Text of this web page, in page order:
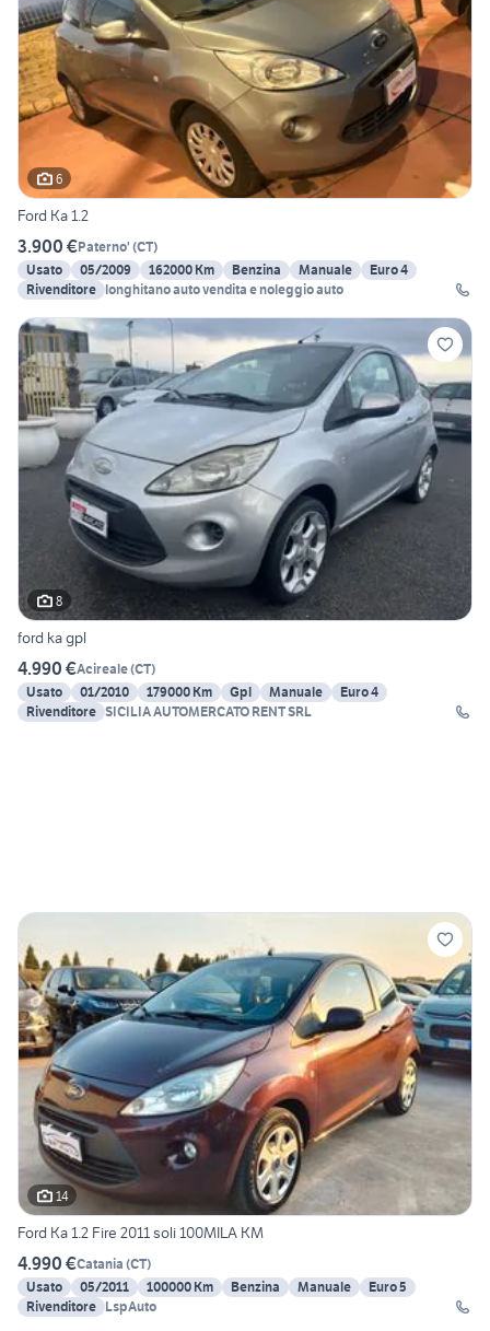
6
Ford Ka 1.2
3.900 €Paterno' (CT)
Usato
05/2009 162000 Km Benzina Manuale
Euro 4
Rivenditore longhitano auto vendita e noleggio auto
8
ford ka gpl
4.990 €Acireale(CT)
Usato
01/2010 179000 Km Gpl Manuale
Euro 4
Rivenditore SICILIA AUTOMERCATO RENT SRL
14
Ford Ka 1.2 Fire 2011 soli 100MILA KM
4.990 €Catania (CT)
Usato
05/2011 100000 Km Benzina Manuale
Euro 5
Rivenditore LspAuto